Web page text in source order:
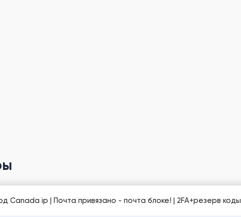
Canada ip | Почта привязано - почта блоке! | 2FA+резерв коды